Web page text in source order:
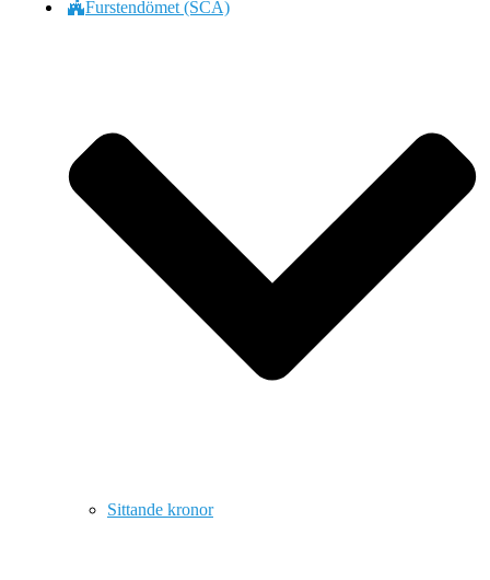
Furstendömet (SCA)
Sittande kronor